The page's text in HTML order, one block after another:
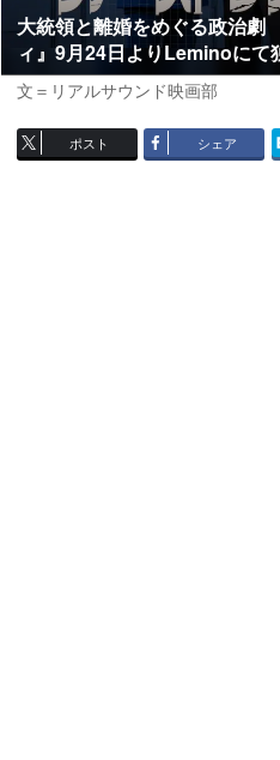
大統領と離婚をめぐる政治
ィ』9月24日よりLeminoにて
文＝リアルサウンド映画部
ポスト シェア